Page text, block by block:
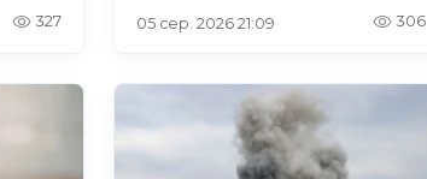
327 05 сер. 2026 21:09 306